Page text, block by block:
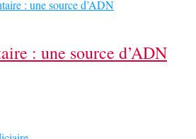
: une source d’ADN